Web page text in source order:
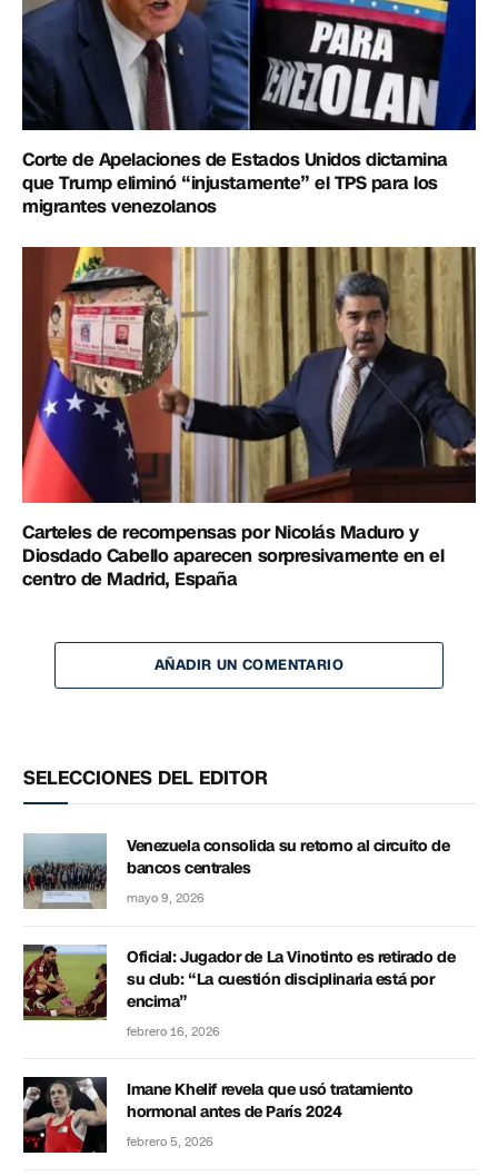
Corte de Apelaciones de Estados Unidos dictamina
que Trump eliminó “injustamente” el TPS para los
migrantes venezolanos
Carteles de recompensas por Nicolás Maduro y
Diosdado Cabello aparecen sorpresivamente en el
centro de Madrid, España
AÑADIR UN COMENTARIO
SELECCIONES DEL EDITOR
Venezuela consolida su retorno al circuito de
bancos centrales
mayo 9, 2026
Oficial: Jugador de La Vinotinto es retirado de
su club: “La cuestión disciplinaria está por
encima”
febrero 16, 2026
Imane Khelif revela que usó tratamiento
hormonal antes de París 2024
febrero 5, 2026